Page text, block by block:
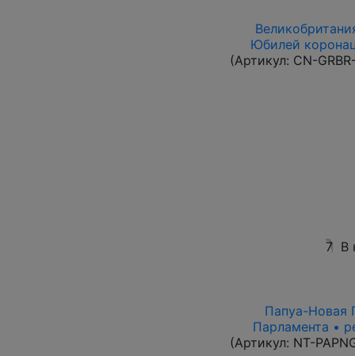
Юбилей
(Артикул: CN-
7 В
Папуа-Новая
Парламента •
(Артикул: NT-